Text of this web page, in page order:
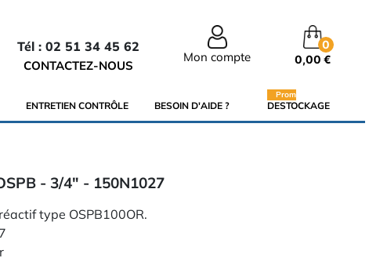
Tél : 02 51 34 45 62
CONTACTEZ-NOUS
Mon compte
0
0,00 €
ENTRETIEN CONTRÔLE BESOIN D'AIDE ? DESTOCKAGE
Promo
- 3/4" - 150N1027
type OSPB100OR.